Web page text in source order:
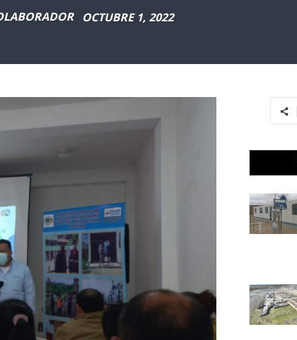
OCTUBRE 1, 2022